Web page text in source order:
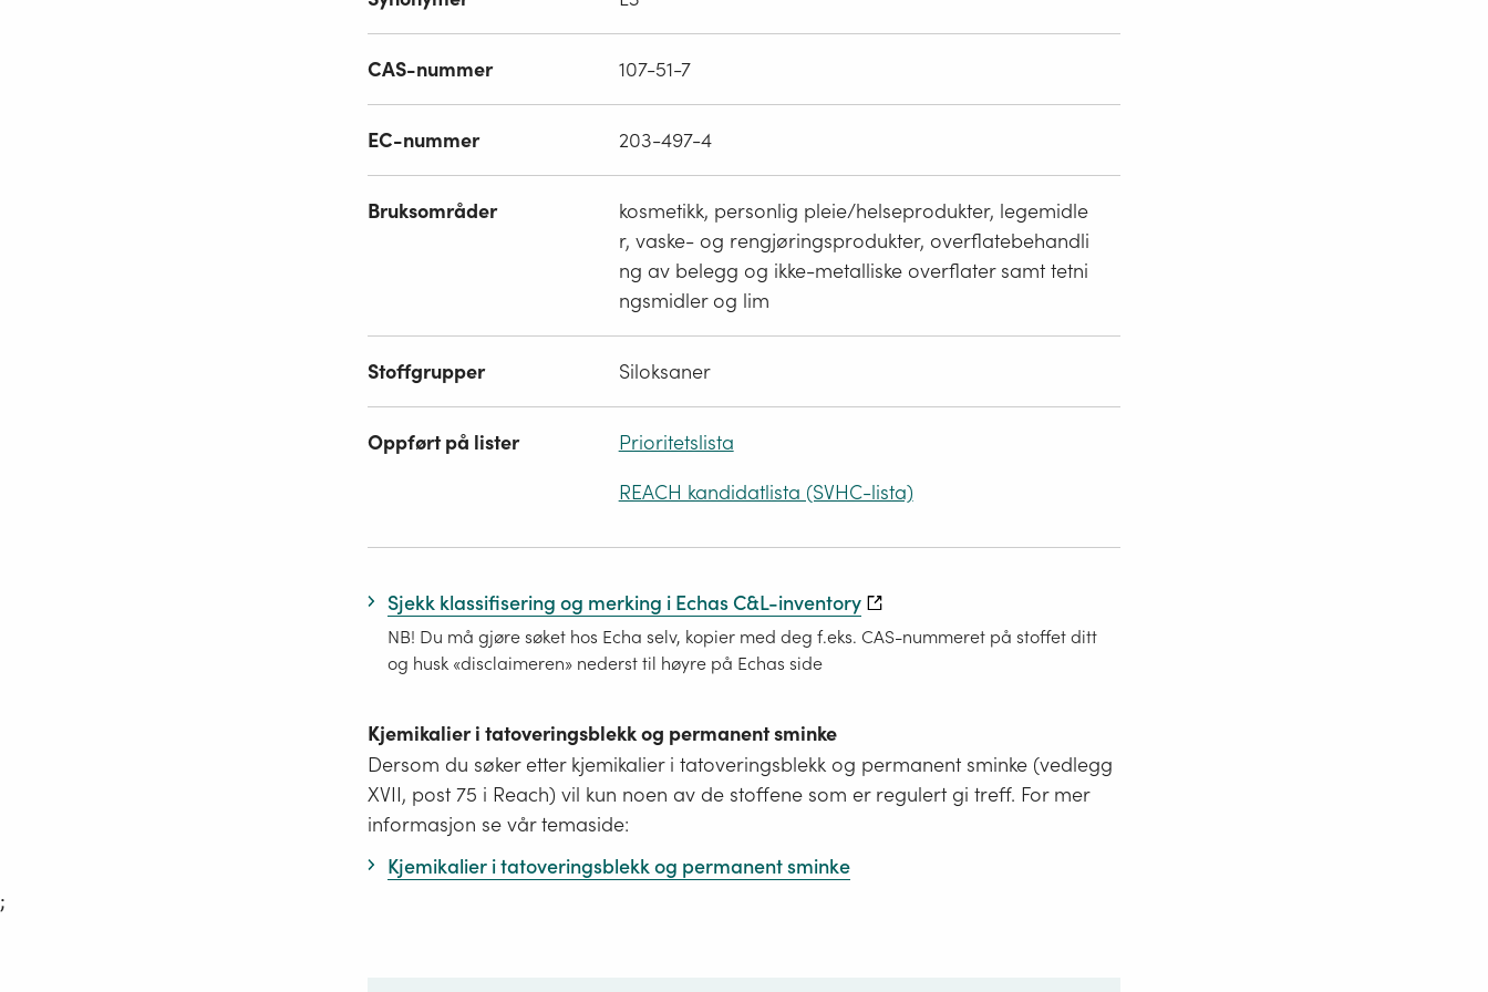
CAS-nummer 107-51-7
EC-nummer 203-497-4
Bruksområder
kosmetikk, personlig pleie/helseprodukter, legemidle
r, vaske- og rengjøringsprodukter, overflatebehandli
ng av belegg og ikke-metalliske overflater samt tetni
ngsmidler og lim
Stoffgrupper Siloksaner
Oppført på lister
Prioritetslista
REACH kandidatlista (SVHC-lista)
Sjekk klassifisering og merking i Echas C&L-inventory
NB! Du må gjøre søket hos Echa selv, kopier med deg f.eks. CAS-nummeret på stoffet ditt
og husk «disclaimeren» nederst til høyre på Echas side
Kjemikalier i tatoveringsblekk og permanent sminke
Dersom du søker etter kjemikalier i tatoveringsblekk og permanent sminke (vedlegg
XVII, post 75 i Reach) vil kun noen av de stoffene som er regulert gi treff. For mer
informasjon se vår temaside:
Kjemikalier i tatoveringsblekk og permanent sminke
;